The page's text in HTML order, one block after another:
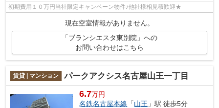
初期費用１０万円当社限定キャンペーン物件♪他社様相見積歓迎★
現在空室情報がありません。
「ブランシエスタ東別院」への
お問い合わせはこちら
賃貸 | マンション パークアクシス名古屋山王一丁目
6.7万円
名鉄名古屋本線 「山王 」駅 徒歩5分